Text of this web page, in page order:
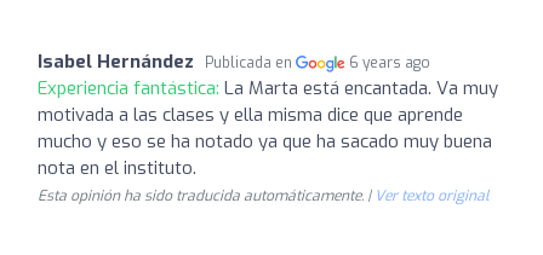
Isabel Hernández Publicada en 6 years ago
Experiencia fantástica: La Marta está encantada. Va muy
motivada a las clases y ella misma dice que aprende
mucho y eso se ha notado ya que ha sacado muy buena
nota en el instituto.
Esta opinión ha sido traducida automáticamente. | Ver texto original